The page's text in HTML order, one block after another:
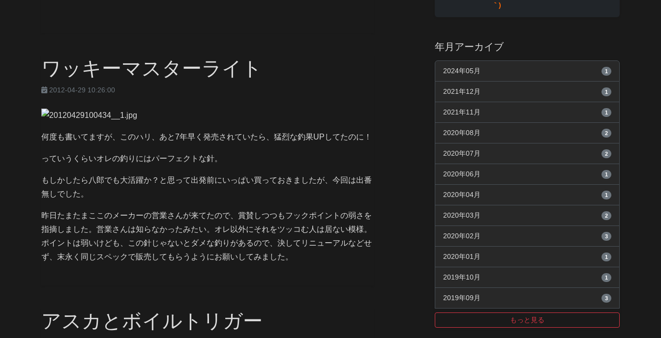
ワッキーマスターライト
2012-04-29 10:26:00
何度も書いてますが、このハリ、あと7年早く発売されていたら、猛烈な釣果UPしてたのに！
っていうくらいオレの釣りにはパーフェクトな針。
もしかしたら八郎でも大活躍か？と思って出発前にいっぱい買っておきましたが、今回は出番
無しでした。
昨日たまたまここのメーカーの営業さんが来てたので、賞賛しつつもフックポイントの弱さを
指摘しました。営業さんは知らなかったみたい。オレ以外にそれをツッコむ人は居ない模様。
ポイントは弱いけども、この針じゃないとダメな釣りがあるので、決してリニューアルなどせ
ず、末永く同じスペックで販売してもらうようにお願いしてみました。
アスカとボイルトリガー
｀)
年月アーカイブ
2024年05月 1
2021年12月 1
2021年11月 1
2020年08月 2
2020年07月 2
2020年06月 1
2020年04月 1
2020年03月 2
2020年02月 3
2020年01月 1
2019年10月 1
2019年09月 3
もっと見る